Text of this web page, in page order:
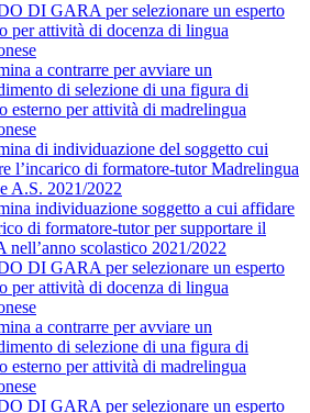
DI GARA per selezionare un esperto
per attività di docenza di lingua
a contrarre per avviare un
di selezione di una figura di
esterno per attività di madrelingua
di individuazione del soggetto cui
l’incarico di formatore-tutor Madrelingua
A.S. 2021/2022
individuazione soggetto a cui affidare
di formatore-tutor per supportare il
nell’anno scolastico 2021/2022
DI GARA per selezionare un esperto
per attività di docenza di lingua
a contrarre per avviare un
di selezione di una figura di
esterno per attività di madrelingua
DI GARA per selezionare un esperto